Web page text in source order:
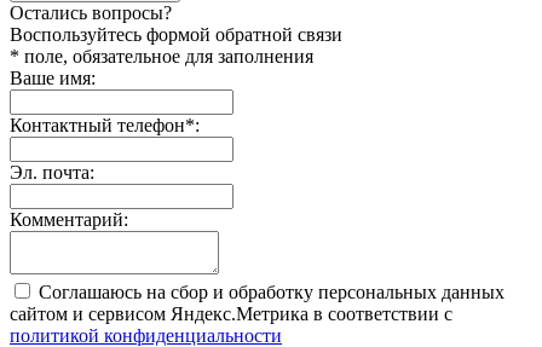
Остались вопросы?
Воспользуйтесь формой обратной связи
* поле, обязательное для заполнения
Ваше имя:
Контактный телефон*:
Эл. почта:
Комментарий:
Соглашаюсь на сбор и обработку персональных данных
сайтом и сервисом Яндекс.Метрика в соответствии с
политикой конфиденциальности